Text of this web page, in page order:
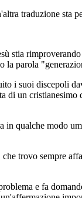
traduzione sta
stia
la parola
i suoi discepoli
di un
in qualche modo
trovo sempre
e fa